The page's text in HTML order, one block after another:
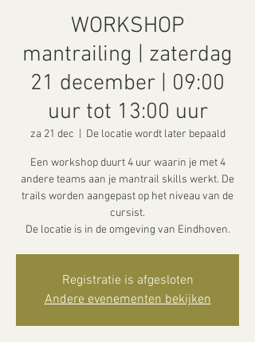
WORKSHOP
mantrailing | zaterdag
21 december | 09:00
uur tot 13:00 uur
za 21 dec De locatie wordt later bepaald
Een workshop duurt 4 uur waarin je met 4
andere teams aan je mantrail skills werkt. De
trails worden aangepast op het niveau van de
cursist.
De locatie is in de omgeving van Eindhoven.
Registratie is afgesloten
Andere evenementen bekijken